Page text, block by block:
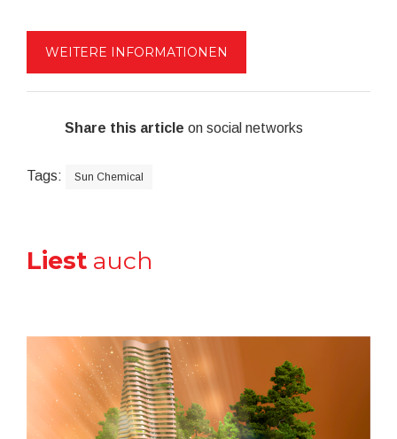
WEITERE INFORMATIONEN
Share this article on social networks
Tags: Sun Chemical
Liest auch